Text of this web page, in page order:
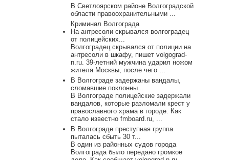
В Светлоярском районе Волгоградской
области правоохранительными ...
Криминал Волгограда
На антресоли скрывался волгоградец
от полицейских...
Волгоградец скрывался от полиции на
антресоли в шкафу, пишет volgograd-
n.ru. 39-летний мужчина ударил ножом
жителя Москвы, после чего ...
В Волгограде задержаны вандалы,
сломавшие поклонны...
В Волгограде полицейские задержали
вандалов, которые разломали крест у
православного храма в городе. Как
стало известно fmboard.ru, ...
В Волгограде преступная группа
пыталась сбыть 30 т...
В один из районных судов города
Волгограда было передано громкое